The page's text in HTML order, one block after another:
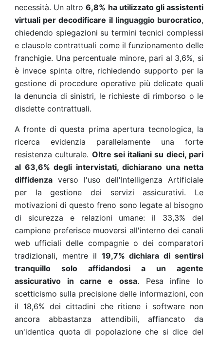
necessità. Un altro6,8% ha utilizzato gli assistenti
virtuali per decodificare il linguaggio burocratico,
chiedendo spiegazioni su termini tecnici complessi
e clausole contrattuali come il funzionamento delle
franchigie. Una percentuale minore, pari al 3,6%, si
è invece spinta oltre, richiedendo supporto per la
gestione di procedure operative più delicate quali
la denuncia di sinistri, le richieste di rimborso o le
disdette contrattuali.
A fronte di questa prima apertura tecnologica, la
ricerca evidenzia parallelamente una forte
resistenza culturale. Oltre sei italiani su dieci, pari
al 63,6% degli intervistati, dichiarano una netta
diffidenza verso l'uso dell'Intelligenza Artificiale
per la gestione dei servizi assicurativi. Le
motivazioni di questo freno sono legate al bisogno
di sicurezza e relazioni umane: il 33,3% del
campione preferisce muoversi all'interno dei canali
web ufficiali delle compagnie o dei comparatori
tradizionali, mentre il 19,7% dichiara di sentirsi
tranquillo solo affidandosi a un agente
assicurativo in carne e ossa. Pesa infine lo
scetticismo sulla precisione delle informazioni, con
il 18,6% dei cittadini che ritiene i software non
ancora abbastanza attendibili, affiancato da
un'identica quota di popolazione che si dice del